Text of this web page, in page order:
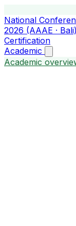
National
2026 (AAAE · Bali)
Certification
Academic
Academic